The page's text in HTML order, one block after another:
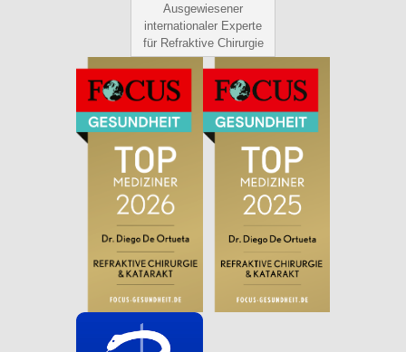
Ausgewiesener
internationaler Experte
für Refraktive Chirurgie